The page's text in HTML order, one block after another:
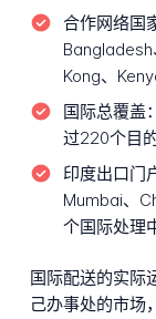
合作网络国
Kong、
国际总覆盖：
过220个目
印度出口门
Mumbai、
个国际处理
国际配送的实际
己办事处的市场